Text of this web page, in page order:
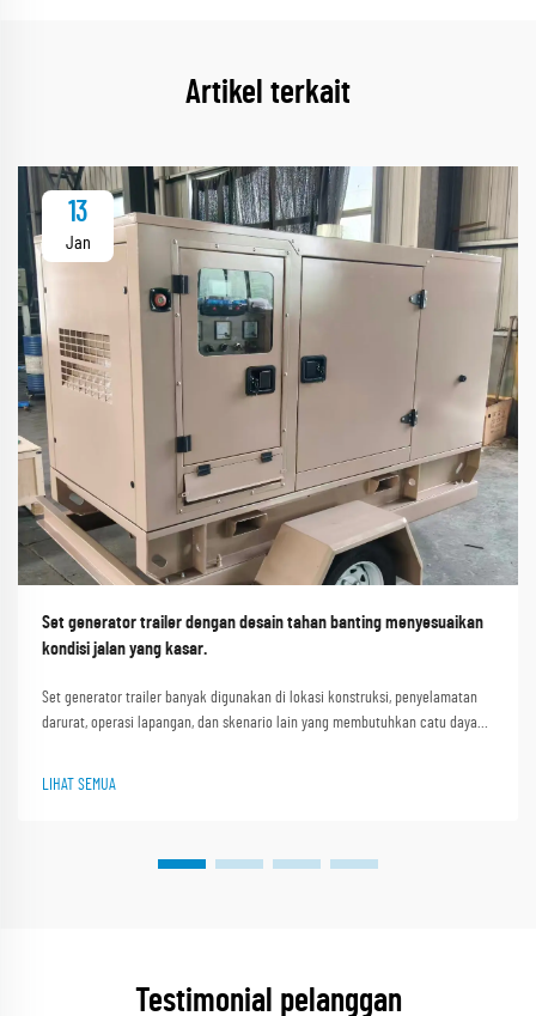
Artikel terkait
13
Jan
Set generator trailer dengan desain tahan banting menyesuaikan
kondisi jalan yang kasar.
Set generator trailer banyak digunakan di lokasi konstruksi, penyelamatan
darurat, operasi lapangan, dan skenario lain yang membutuhkan catu daya
LIHAT SEMUA
Testimonial pelanggan